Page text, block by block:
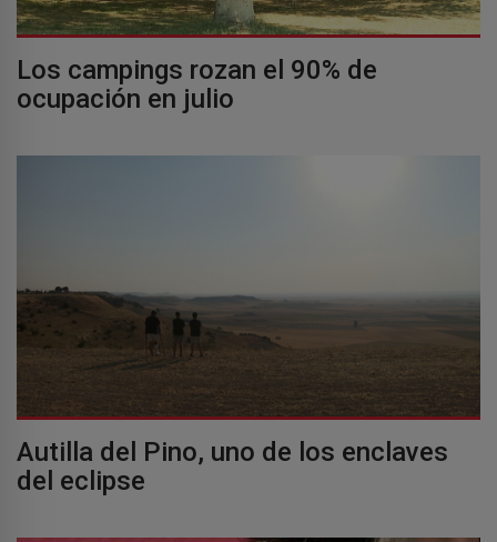
Los campings rozan el 90% de
ocupación en julio
Autilla del Pino, uno de los enclaves
del eclipse